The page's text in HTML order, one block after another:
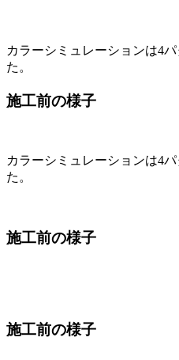
カラーシミュレーションは4
た。
施工前の様子
カラーシミュレーションは4
た。
施工前の様子
施工前の様子